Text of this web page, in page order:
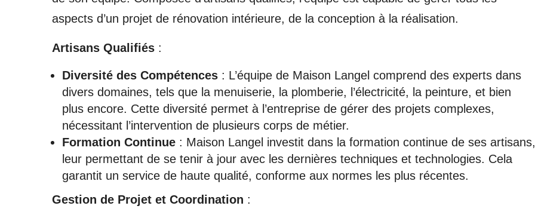
aspects d’un projet de rénovation intérieure, de la conception à la réalisation.
Artisans Qualifiés :
Diversité des Compétences : L’équipe de Maison Langel comprend des experts dans
divers domaines, tels que la menuiserie, la plomberie, l’électricité, la peinture, et bien
plus encore. Cette diversité permet à l’entreprise de gérer des projets complexes,
nécessitant l’intervention de plusieurs corps de métier.
Formation Continue : Maison Langel investit dans la formation continue de ses artisans,
leur permettant de se tenir à jour avec les dernières techniques et technologies. Cela
garantit un service de haute qualité, conforme aux normes les plus récentes.
Gestion de Projet et Coordination :